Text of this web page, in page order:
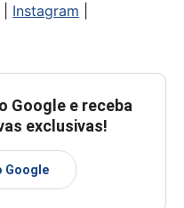
Instagram
Google e receba
exclusivas!
Google